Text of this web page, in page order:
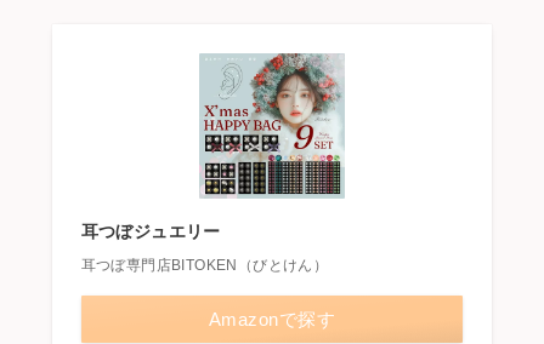
耳つぼジュエリー
耳つぼ専門店BITOKEN（びとけん）
Amazonで探す